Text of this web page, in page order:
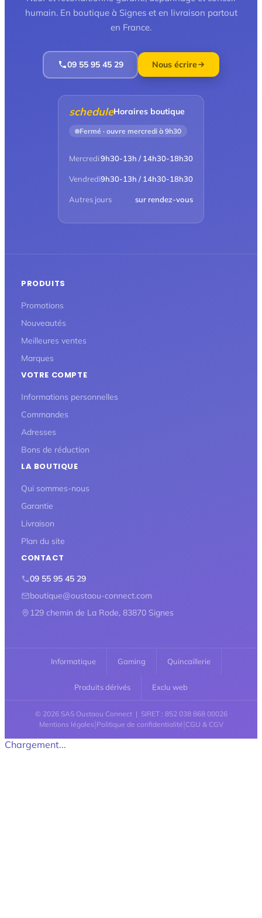
humain. En boutique à Signes et en livraison partout
en France.
09 55 95 45 29 Nous écrire
scheduleHoraires boutique
Fermé · ouvre mercredi à 9h30
Mercredi9h30-13h / 14h30-18h30
Vendredi9h30-13h / 14h30-18h30
Autres jours sur rendez-vous
PRODUITS
Promotions
Nouveautés
Meilleures ventes
Marques
VOTRE COMPTE
Informations personnelles
Commandes
Adresses
Bons de réduction
LA BOUTIQUE
Qui sommes-nous
Garantie
Livraison
Plan du site
CONTACT
09 55 95 45 29
boutique@oustaou-connect.com
129 chemin de La Rode, 83870 Signes
Informatique Gaming Quincaillerie
Produits dérivés Exclu web
© 2026 SAS Oustaou Connect | SIRET : 852 038 868 00026
Mentions légales |Politique de confidentialité |CGU & CGV
Chargement...